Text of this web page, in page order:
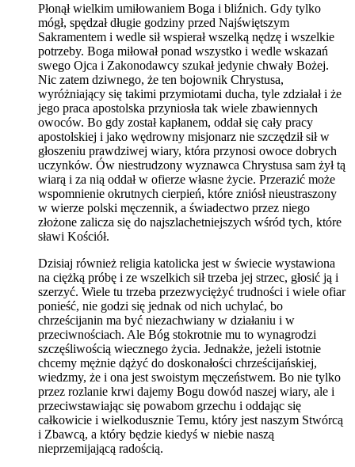
Płonął wielkim umiłowaniem Boga i bliźnich. Gdy tylko
mógł, spędzał długie godziny przed Najświętszym
Sakramentem i wedle sił wspierał wszelką nędzę i wszelkie
potrzeby. Boga miłował ponad wszystko i wedle wskazań
swego Ojca i Zakonodawcy szukał jedynie chwały Bożej.
Nic zatem dziwnego, że ten bojownik Chrystusa,
wyróżniający się takimi przymiotami ducha, tyle zdziałał i że
jego praca apostolska przyniosła tak wiele zbawiennych
owoców. Bo gdy został kapłanem, oddał się cały pracy
apostolskiej i jako wędrowny misjonarz nie szczędził sił w
głoszeniu prawdziwej wiary, która przynosi owoce dobrych
uczynków. Ów niestrudzony wyznawca Chrystusa sam żył tą
wiarą i za nią oddał w ofierze własne życie. Przerazić może
wspomnienie okrutnych cierpień, które zniósł nieustraszony
w wierze polski męczennik, a świadectwo przez niego
złożone zalicza się do najszlachetniejszych wśród tych, które
sławi Kościół.
Dzisiaj również religia katolicka jest w świecie wystawiona
na ciężką próbę i ze wszelkich sił trzeba jej strzec, głosić ją i
szerzyć. Wiele tu trzeba przezwyciężyć trudności i wiele ofiar
ponieść, nie godzi się jednak od nich uchylać, bo
chrześcijanin ma być niezachwiany w działaniu i w
przeciwnościach. Ale Bóg stokrotnie mu to wynagrodzi
szczęśliwością wiecznego życia. Jednakże, jeżeli istotnie
chcemy mężnie dążyć do doskonałości chrześcijańskiej,
wiedzmy, że i ona jest swoistym męczeństwem. Bo nie tylko
przez rozlanie krwi dajemy Bogu dowód naszej wiary, ale i
przeciwstawiając się powabom grzechu i oddając się
całkowicie i wielkodusznie Temu, który jest naszym Stwórcą
i Zbawcą, a który będzie kiedyś w niebie naszą
nieprzemijającą radością.